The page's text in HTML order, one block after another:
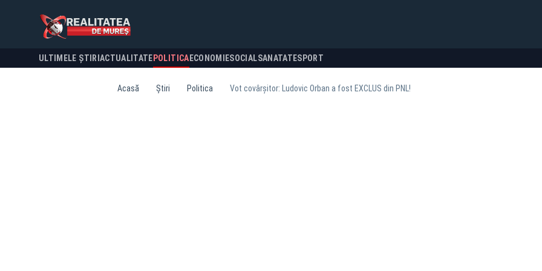
ULTIMELE ȘTIRI ACTUALITATE POLITICA ECONOMIESOCIALSANATATESPORT
Acasă Știri Politica Vot covârșitor: Ludovic Orban a fost EXCLUS din PNL!